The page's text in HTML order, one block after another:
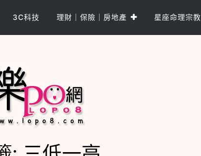
3C科技 理財｜保險｜房地產 星座命理宗教